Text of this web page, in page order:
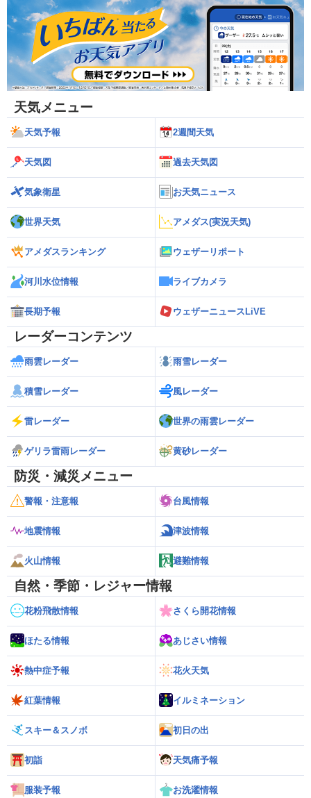
天気メニュー
天気予報 2週間天気
天気図 過去天気図
気象衛星 お天気ニュース
世界天気 アメダス(実況天気)
アメダスランキング ウェザーリポート
河川水位情報 ライブカメラ
長期予報 ウェザーニュースLiVE
レーダーコンテンツ
雨雲レーダー 雨雪レーダー
積雪レーダー 風レーダー
雷レーダー 世界の雨雲レーダー
ゲリラ雷雨レーダー 黄砂レーダー
防災・減災メニュー
警報・注意報 台風情報
地震情報 津波情報
火山情報 避難情報
自然・季節・レジャー情報
花粉飛散情報 さくら開花情報
ほたる情報 あじさい情報
熱中症予報 花火天気
紅葉情報 イルミネーション
スキー＆スノボ 初日の出
初詣 天気痛予報
服装予報 お洗濯情報